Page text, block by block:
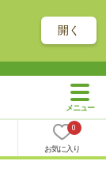
開く
0
お気に入り